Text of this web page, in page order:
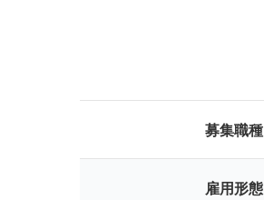
募集職種
雇用形態